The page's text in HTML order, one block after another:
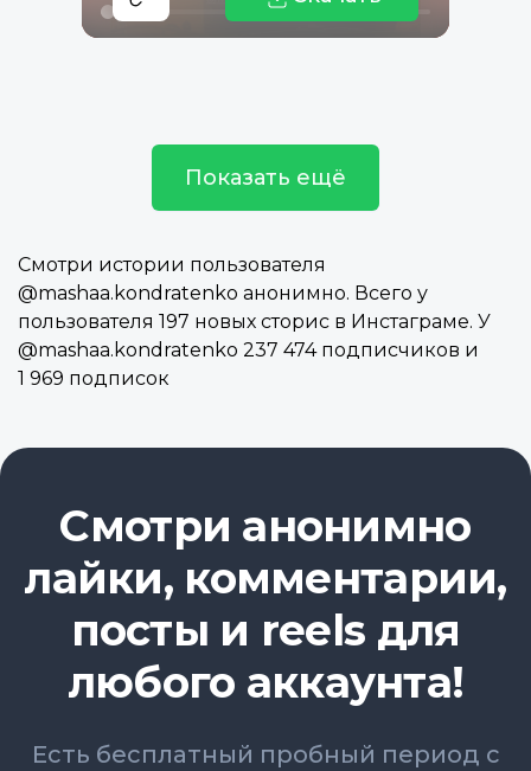
Показать ещё
Смотри истории пользователя
@mashaa.kondratenko анонимно. Всего у
пользователя 197 новых сторис в Инстаграме. У
@mashaa.kondratenko 237 474 подписчиков и
1 969 подписок
Смотри анонимно
лайки, комментарии,
посты и reels для
любого аккаунта!
Есть бесплатный пробный период с